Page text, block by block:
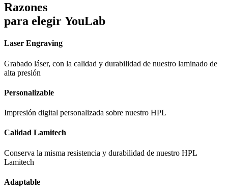
Razones
para elegir YouLab
Laser Engraving
Grabado láser, con la calidad y durabilidad de nuestro laminado de
alta presión
Personalizable
Impresión digital personalizada sobre nuestro HPL
Calidad Lamitech
Conserva la misma resistencia y durabilidad de nuestro HPL
Lamitech
Adaptable